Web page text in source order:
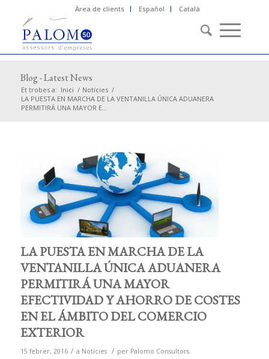
Àrea de clients Español Català
Blog - Latest News
Et trobes a: Inici / Notícies /
LA PUESTA EN MARCHA DE LA VENTANILLA ÚNICA ADUANERA
PERMITIRÁ UNA MAYOR E...
LA PUESTA EN MARCHA DE LA
VENTANILLA ÚNICA ADUANERA
PERMITIRÁ UNA MAYOR
EFECTIVIDAD Y AHORRO DE COSTES
EN EL ÁMBITO DEL COMERCIO
EXTERIOR
15 febrer, 2016 / a Notícies / per Palomo Consultors